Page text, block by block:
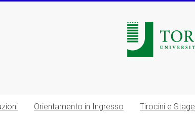
Orientamento in Ingresso Tirocini e Stage